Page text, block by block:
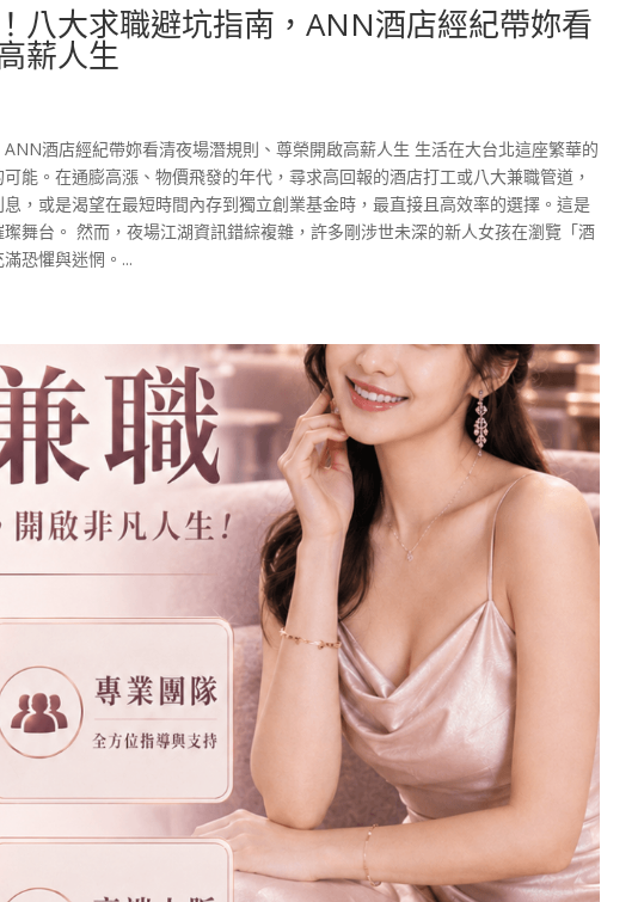
八大求職避坑指南，ANN酒店經紀帶妳看
薪人生
酒店經紀帶妳看清夜場潛規則、尊榮開啟高薪人生 生活在大台北這座繁華的
能。在通膨高漲、物價飛發的年代，尋求高回報的酒店打工或八大兼職管道，
，或是渴望在最短時間內存到獨立創業基金時，最直接且高效率的選擇。這是
舞台。 然而，夜場江湖資訊錯綜複雜，許多剛涉世未深的新人女孩在瀏覽「酒
恐懼與迷惘。...